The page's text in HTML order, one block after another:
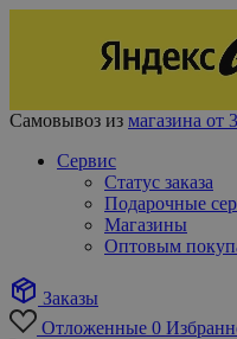
Самовывоз из магазина от
Сервис
Статус заказа
Подарочные
Магазины
Оптовым
Заказы
Отложенные 0